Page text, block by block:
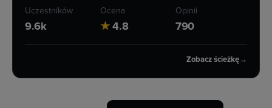
Uczestników
9.6k
Ocena
★4.8
Opinii
790
Zobacz ścieżkę→